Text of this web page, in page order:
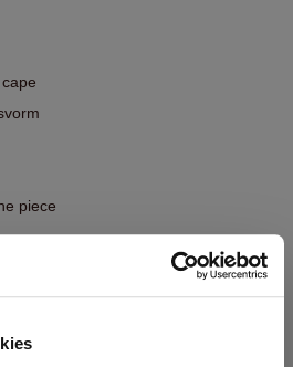
piece
mogelijk
(GOTS gecertificeerd)